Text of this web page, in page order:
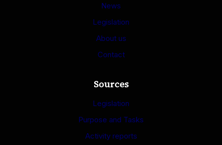
News
Legislation
About us
Contact
Sources
Legislation
Purpose and Tasks
Activity reports